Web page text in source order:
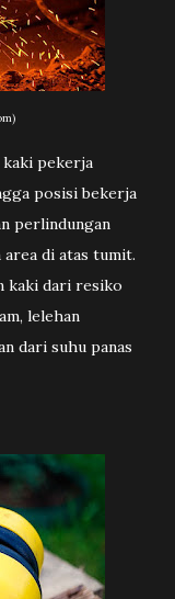
kaki pekerja
posisi bekerja
perlindungan
di atas tumit.
kaki dari resiko
lelehan
dari suhu panas